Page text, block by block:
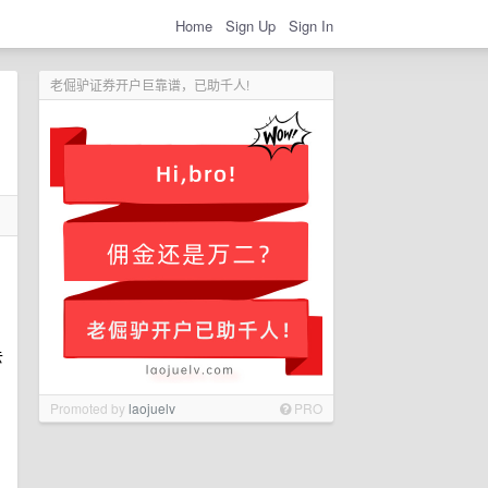
Home Sign Up Sign In
老倔驴证券开户巨靠谱，已助千人!
Promoted bylaojuelv PRO